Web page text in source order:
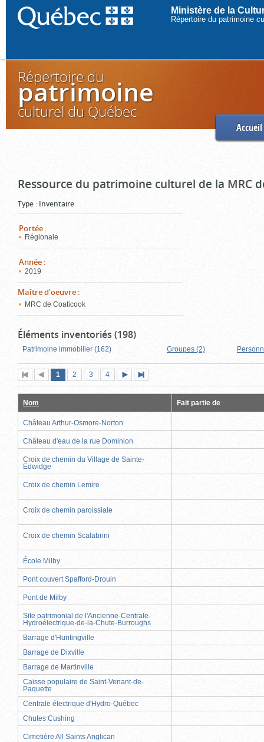
Ministère de la
Répertoire du patrimoine
Répertoire du
patrimoine
culturel du Québec
Accueil
Ressource du patrimoine culturel de la MRC
Type : Inventaire
Portée :
Régionale
Année :
2019
Maître d'oeuvre :
MRC de Coaticook
Éléments inventoriés (198)
Patrimoine immobilier (162) Groupes (2)
Première
page
Page
précédente
Page
1 (page
actuelle)
Page
2 Page
3 Page
4
suivante
page
Nom Fait partie de
Château Arthur-Osmore-Norton
Château d'eau de la rue Dominion
Croix de chemin du Village de Sainte-
Edwidge
Croix de chemin Lemire
Croix de chemin paroissiale
Croix de chemin Scalabrini
École Milby
Pont couvert Spafford-Drouin
Pont de Milby
Site patrimonial de l'Ancienne-Centrale-
Hydroélectrique-de-la-Chute-Burroughs
Barrage d'Huntingville
Barrage de Dixville
Barrage de Martinville
Caisse populaire de Saint-Venant-de-
Paquette
Centrale électrique d'Hydro-Québec
Chutes Cushing
Cimetière All Saints Anglican